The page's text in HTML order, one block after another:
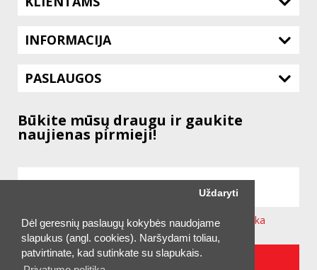
Dėl geresnių paslaugų kokybės naudojame
slapukus (angl. cookies). Naršydami toliau,
patvirtinate, kad sutinkate su slapukais.
Uždaryti
INFORMACIJA
PASLAUGOS
Būkite mūsų draugu ir gaukite
naujienas pirmieji!
Sutinku su svetainėje taikomaPrivatumo Politika
UŽSAKYTI NAUJIENLAIŠKĮ